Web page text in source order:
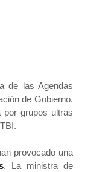
de las Agendas
de Gobierno.
por grupos ultras
provocado una
. La ministra de